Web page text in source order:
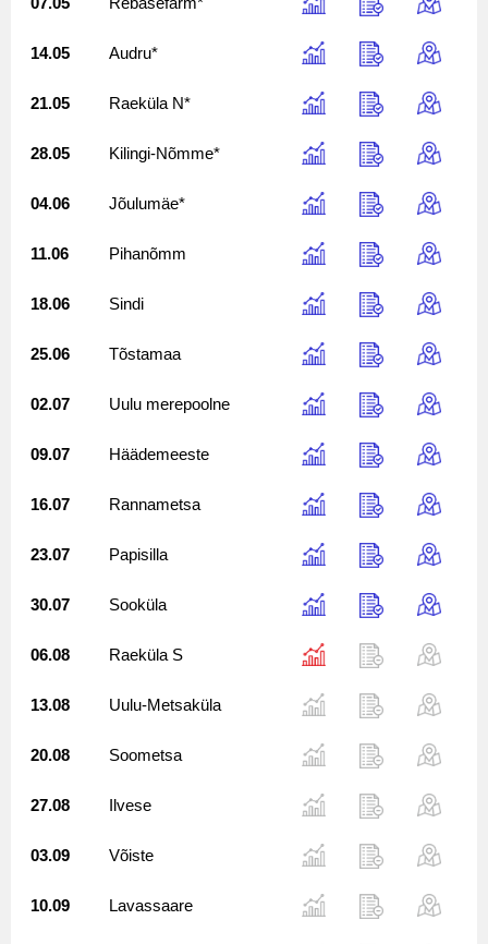
14.05 Audru*
21.05 Raeküla N*
28.05 Kilingi-Nõmme*
04.06 Jõulumäe*
11.06 Pihanõmm
18.06 Sindi
25.06 Tõstamaa
02.07 Uulu merepoolne
09.07 Häädemeeste
16.07 Rannametsa
23.07 Papisilla
30.07 Sooküla
06.08 Raeküla S
13.08 Uulu-Metsaküla
20.08 Soometsa
27.08 Ilvese
03.09 Võiste
10.09 Lavassaare